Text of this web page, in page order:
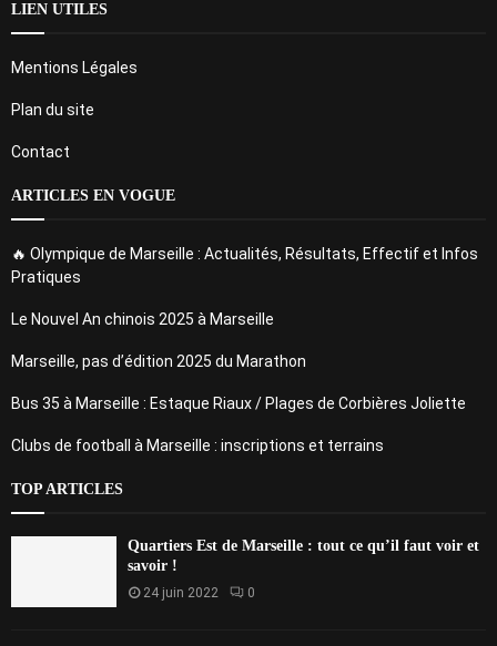
LIEN UTILES
Mentions Légales
Plan du site
Contact
ARTICLES EN VOGUE
🔥 Olympique de Marseille : Actualités, Résultats, Effectif et Infos
Pratiques
Le Nouvel An chinois 2025 à Marseille
Marseille, pas d’édition 2025 du Marathon
Bus 35 à Marseille : Estaque Riaux / Plages de Corbières Joliette
Clubs de football à Marseille : inscriptions et terrains
TOP ARTICLES
Quartiers Est de Marseille : tout ce qu’il faut voir et
savoir !
24 juin 2022 0